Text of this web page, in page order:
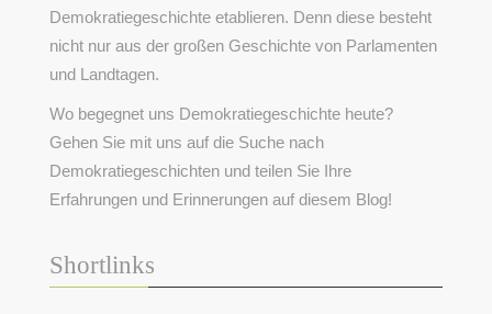
Demokratiegeschichte etablieren. Denn diese besteht
nicht nur aus der großen Geschichte von Parlamenten
und Landtagen.
Wo begegnet uns Demokratiegeschichte heute?
Gehen Sie mit uns auf die Suche nach
Demokratiegeschichten und teilen Sie Ihre
Erfahrungen und Erinnerungen auf diesem Blog!
Shortlinks